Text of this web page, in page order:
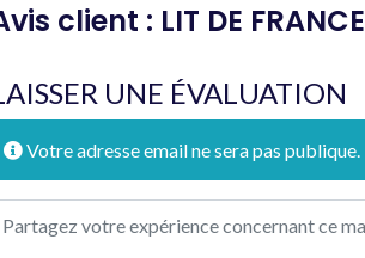
client : LIT DE FRANCE
UNE ÉVALUATION
Votre adresse email ne sera pas publique.